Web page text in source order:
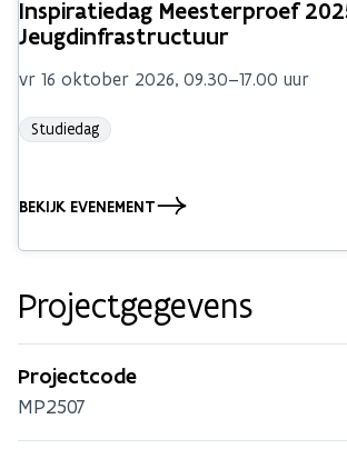
Inspiratiedag Meesterproef
Jeugdinfrastructuur
vr 16 oktober 2026, 09.30–17.00 uur
Studiedag
BEKIJK EVENEMENT
Projectgegevens
Projectcode
MP2507